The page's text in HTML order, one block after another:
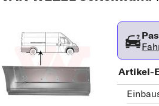
Artikel-